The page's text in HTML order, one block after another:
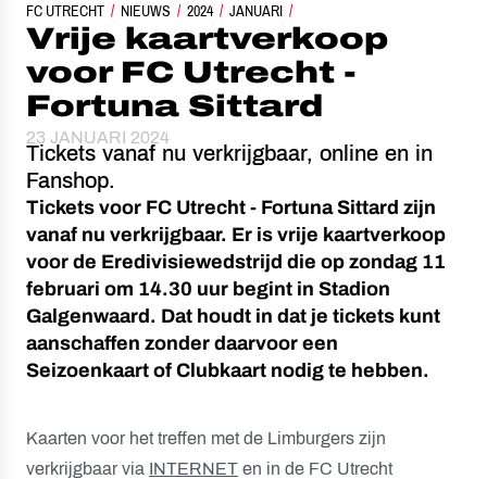
FC UTRECHT NIEUWS 2024 JANUARI
VRIJE KAARTVERKOOP VOOR FC UTRECHT - FORTUNA SITTARD
Vrije kaartverkoop
voor FC Utrecht -
Fortuna Sittard
23 JANUARI 2024
Tickets vanaf nu verkrijgbaar, online en in
Fanshop.
Tickets voor FC Utrecht - Fortuna Sittard zijn
vanaf nu verkrijgbaar. Er is vrije kaartverkoop
voor de Eredivisiewedstrijd die op zondag 11
februari om 14.30 uur begint in Stadion
Galgenwaard. Dat houdt in dat je tickets kunt
aanschaffen zonder daarvoor een
Seizoenkaart of Clubkaart nodig te hebben.
Kaarten voor het treffen met de Limburgers zijn
verkrijgbaar via INTERNET en in de FC Utrecht